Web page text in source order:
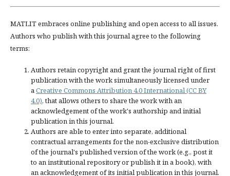
MATLIT embraces online publishing and open access to all issues.
Authors who publish with this journal agree to the following
terms:
Authors retain copyright and grant the journal right of first
publication with the work simultaneously licensed under
aCreative Commons Attribution 4.0 International (CC BY
4.0), that allows others to share the work with an
acknowledgement of the work's authorship and initial
publication in this journal.
Authors are able to enter into separate, additional
contractual arrangements for the non-exclusive distribution
of the journal's published version of the work (e.g., post it
to an institutional repository or publish it in a book), with
an acknowledgement of its initial publication in this journal.